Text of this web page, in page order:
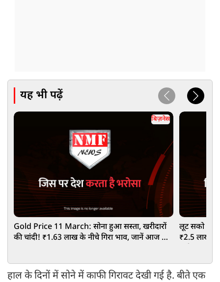
यह भी पढ़ें
बिज़नेस
Gold Price 11 March: सोना हुआ सस्ता, खरीदारों
की चांदी! ₹1.63 लाख के नीचे गिरा भाव, जानें आज के
लूट सको तो
₹2.5 लाख की
हाल के दिनों में सोने में काफी गिरावट देखी गई है. बीते एक